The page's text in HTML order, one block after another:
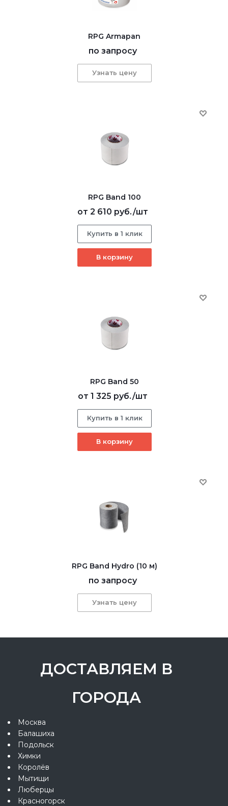
RPG Armapan
по запросу
Узнать цену
RPG Band 100
от 2 610 руб./шт
Купить в 1 клик
В корзину
RPG Band 50
от 1 325 руб./шт
Купить в 1 клик
В корзину
RPG Band Hydro (10 м)
по запросу
Узнать цену
ДОСТАВЛЯЕМ В
ГОРОДА
Москва
Балашиха
Подольск
Химки
Королёв
Мытищи
Люберцы
Красногорск